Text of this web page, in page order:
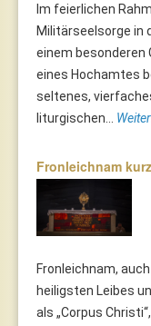
Im feierlichen
Militärseelsorge in
einem besonderen
eines Hochamtes
seltenes,
liturgischen...
Fronleichnam
Fronleichnam,
heiligsten Leibes
als „Corpus